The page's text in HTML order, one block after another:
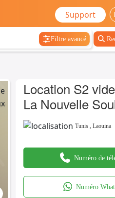
Support
Filtre avancé
Location S2
La Nouvelle
Tunis ,Laouina
Numéro de
Numéro